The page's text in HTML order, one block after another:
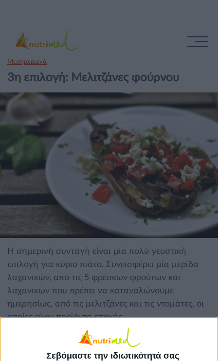
Σεβόμαστε την ιδιωτικότητά σας
Μεσημεριανά
3η επιλογή: Μελιτζάνες φούρνου
Η σημερινή συνταγή είναι μία πολύ γευστική
επιλογή για κύριο πιάτο. Συνεισφέρει μία μερίδα
λαχανικών, από τις 5 φρέσκων φρούτων και
λαχανικών που πρέπει να καταναλώνουμε
ημερησίως, από τις μελιτζάνες και τις ντομάτες, οι
οποίες είναι προϊόντα εποχής.
Υλικά για 4 μερίδες